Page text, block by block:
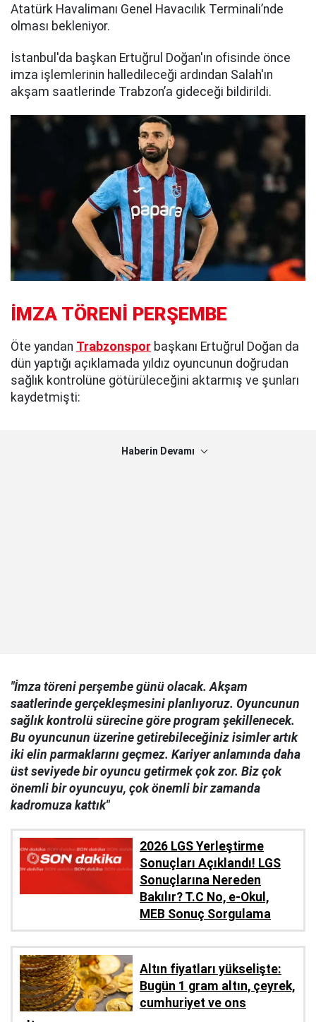
Atatürk Havalimanı Genel Havacılık Terminali’nde
olması bekleniyor.
İstanbul'da başkan Ertuğrul Doğan'ın ofisinde önce
imza işlemlerinin halledileceği ardından Salah'ın
akşam saatlerinde Trabzon’a gideceği bildirildi.
İMZA TÖRENİ PERŞEMBE
Öte yandan Trabzonspor başkanı Ertuğrul Doğan da
dün yaptığı açıklamada yıldız oyuncunun doğrudan
sağlık kontrolüne götürüleceğini aktarmış ve şunları
kaydetmişti:
Haberin Devamı
"İmza töreni perşembe günü olacak. Akşam
saatlerinde gerçekleşmesini planlıyoruz. Oyuncunun
sağlık kontrolü sürecine göre program şekillenecek.
Bu oyuncunun üzerine getirebileceğiniz isimler artık
iki elin parmaklarını geçmez. Kariyer anlamında daha
üst seviyede bir oyuncu getirmek çok zor. Biz çok
önemli bir oyuncuyu, çok önemli bir zamanda
kadromuza kattık"
2026 LGS Yerleştirme
Sonuçları Açıklandı! LGS
Sonuçlarına Nereden
Bakılır? T.C No, e-Okul,
MEB Sonuç Sorgulama
Altın fiyatları yükselişte:
Bugün 1 gram altın, çeyrek,
cumhuriyet ve ons